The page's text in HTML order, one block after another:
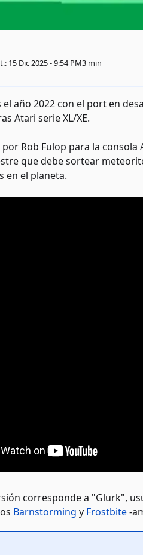
15 Dic 2025 - 9:54 PM3 min
año 2022 con el port en
Atari serie XL/XE.
Rob Fulop para la
que debe sortear
en el planeta.
corresponde a "Glurk",
Barnstorming y Frostbite-